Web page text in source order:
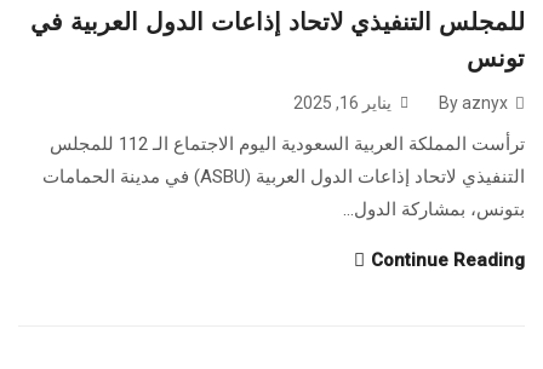
للمجلس التنفيذي لاتحاد إذاعات الدول العربية في
تونس
يناير 16, 2025
ترأست المملكة العربية السعودية اليوم الاجتماع الـ 112 للمجلس
التنفيذي لاتحاد إذاعات الدول العربية (ASBU) في مدينة الحمامات
بتونس، بمشاركة الدول...
Continue Reading